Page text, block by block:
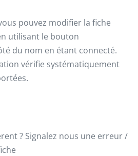
pouvez modifier la fiche
utilisant le bouton
du nom en étant connecté.
vérifie systématiquement
? Signalez nous une erreur /